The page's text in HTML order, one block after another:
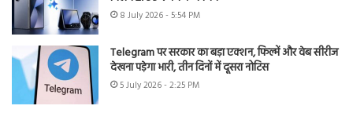
8 July 2026 - 5:54 PM
Telegram पर सरकार का बड़ा एक्शन, फिल्में और वेब सीरीज
देखना पड़ेगा भारी, तीन दिनों में दूसरा नोटिस
5 July 2026 - 2:25 PM